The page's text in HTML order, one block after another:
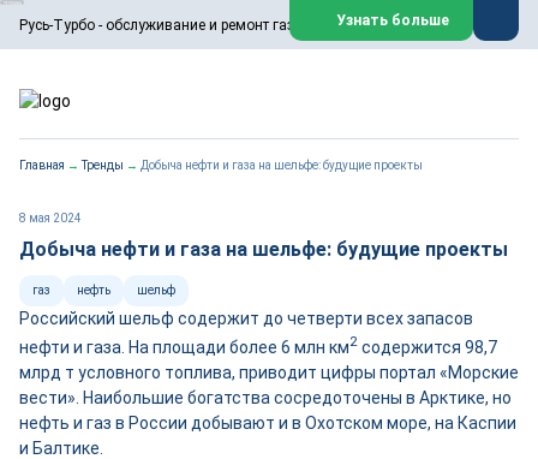
Русь-Турбо - обслуживание и ремонт газовых паровых турбин
ООО «Русь-Турбо» занимается сервисом газовых и паровых
турбин, комплексным ремонтом, восстановлением,
техническим обслуживанием оборудования ТЭС,
работают на нефтегазовых, нефтехимических,
металлургических и других предприятиях.
Реклама. ООО «Русь-Турбо», ИНН 7802588950
Узнать больше
Главная →Тренды → Добыча нефти и газа на шельфе: будущие проекты
8 мая 2024
Добыча нефти и газа на шельфе: будущие проекты
газ нефть шельф
Российский шельф содержит до четверти всех запасов
нефти и газа. На площади более 6 млн км2 содержится 98,7
млрд т условного топлива, приводит цифры портал «Морские
вести». Наибольшие богатства сосредоточены в Арктике, но
нефть и газ в России добывают и в Охотском море, на Каспии
и Балтике.